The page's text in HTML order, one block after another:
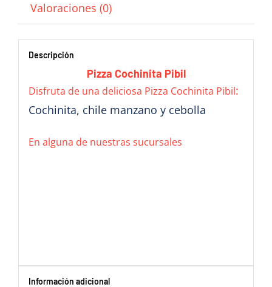
Valoraciones (0)
Descripción
Pizza Cochinita Pibil
Disfruta de una deliciosa Pizza Cochinita Pibil:
Cochinita, chile manzano y cebolla
En alguna de nuestras sucursales
Información adicional